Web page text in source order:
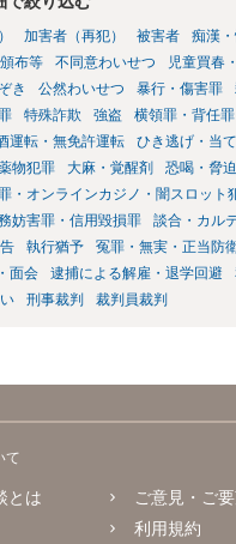
加害者（再犯） 被害者
痴漢
布等
不同意わいせつ
児童買春
き 公然わいせつ 暴行・傷害罪
特殊詐欺 強盗 横領罪・背任罪
運転・無免許運転
ひき逃げ・当
物犯罪 大麻・覚醒剤 恐喝・脅迫
・オンラインカジノ・闇スロット
妨害罪・信用毀損罪
談合・カル
執行猶予 冤罪・無実・正当防
面会 逮捕による解雇・退学回避
刑事裁判 裁判員裁判
て
とは
ご意見・ご
利用規約